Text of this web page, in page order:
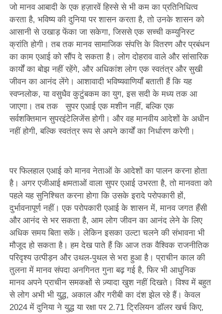
जो मानव आबादी के एक हज़ारवें हिस्से से भी कम का प्रतिनिधित्व
करता है, भविष्य की दुनिया पर शासन करता है, तो उनके शासन को
आसानी से उखाड़ फेंका जा सकेगा, जिससे एक सच्ची कम्युनिस्ट
क्रांति होगी। तब तक मानव सामाजिक संपत्ति के वितरण और प्रबंधन
का काम एआई को सौंप दे सकता है। लोग दोहराव वाले और सांसारिक
कार्यों का बोझ नहीं रहेंगे, और अधिकांश लोग एक स्वतंत्र और सुखी
जीवन का आनंद लेंगे। आशावादी भविष्यवाणियाँ बताती हैं कि यह
स्वप्नलोक, या वसुधैव कुटुंबकम का युग, इस सदी के मध्य तक आ
जाएगा। तब तक सुपर एआई एक मशीन नहीं, बल्कि एक
सर्वशक्तिमान सुपरइंटेलिजेंस होगी। और वह मानवीय आदेशों के अधीन
नहीं होगी, बल्कि स्वतंत्र रूप से अपने कार्यों का निर्धारण करेगी।
पर फिलहाल एआई को मानव नेताओं के आदेशों का पालन करना होता
है। अगर एजीआई क्षमताओं वाला सुपर एआई उभरता है, तो मानवता को
पहले यह सुनिश्चित करना होगा कि उसके इरादे परोपकारी हों,
दुर्भावनापूर्ण नहीं। एक परोपकारी एआई के शासन में, मानव जगत हँसी
और आनंद से भर सकता है, आम लोग जीवन का आनंद लेने के लिए
अधिक समय बिता सकें। लेकिन इसका उल्टा चलने की संभावना भी
मौजूद हो सकता है। हम देख पाते हैं कि आज तक वैश्विक राजनीतिक
परिदृश्य उत्पीड़न और उथल-पुथल से भरा हुआ है। प्राचीन काल की
तुलना में मानव संपदा अनगिनत गुना बढ़ गई है, फिर भी आधुनिक
मानव अपने प्राचीन समकक्षों से ज़्यादा खुश नहीं दिखते। विश्व में बहुत
से लोग अभी भी युद्ध, अकाल और गरीबी का दंश झेल रहे हैं। केवल
2024 में दुनिया ने युद्ध या रक्षा पर 2.71 ट्रिलियन डॉलर खर्च किए,